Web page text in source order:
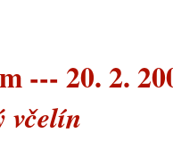
--- 20. 2.
včelín